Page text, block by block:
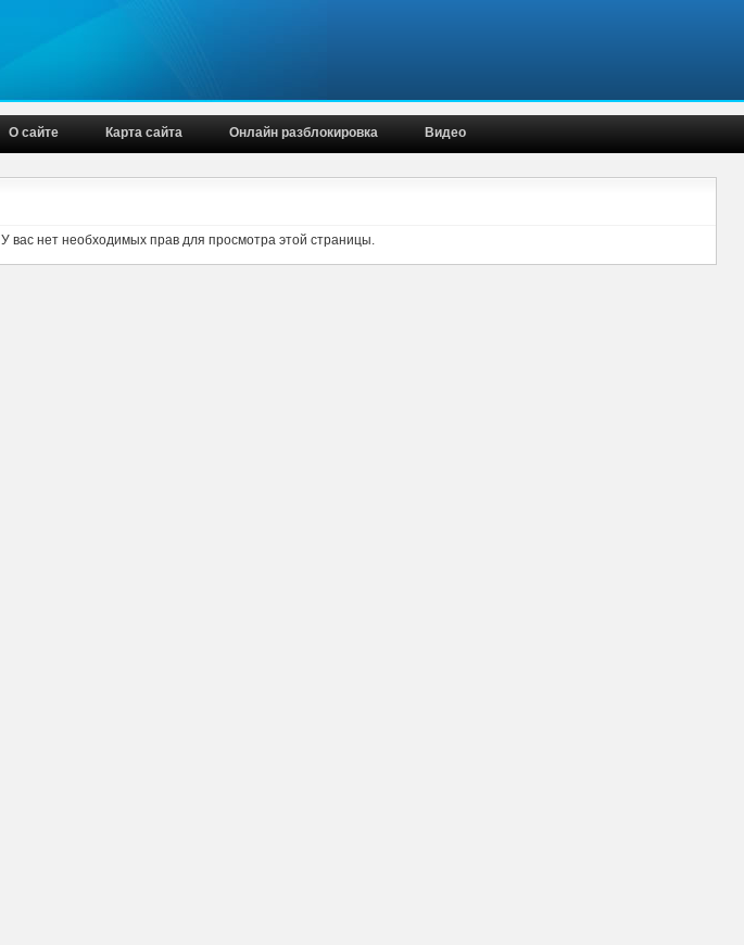
О сайте Карта сайта Онлайн разблокировка Видео
У вас нет необходимых прав для просмотра этой страницы.